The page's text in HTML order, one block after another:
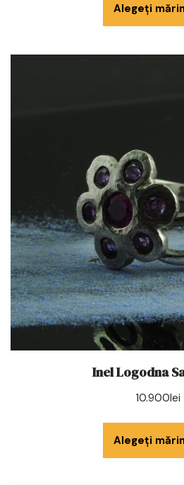
Alegeți
Inel Logodna
10.900lei
Alegeți